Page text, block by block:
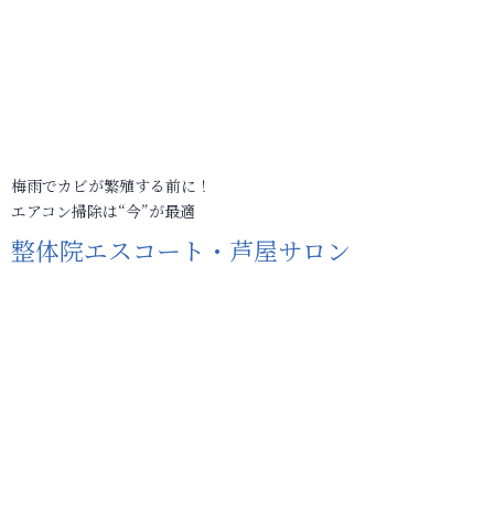
梅雨でカビが繁殖する前に！
エアコン掃除は“今”が最適
整体院エスコート・芦屋サロン